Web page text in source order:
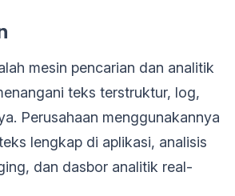
mesin pencarian dan analitik
teks terstruktur, log,
Perusahaan menggunakannya
lengkap di aplikasi, analisis
dan dasbor analitik real-